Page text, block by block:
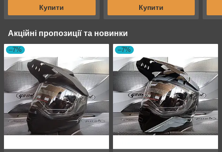
Купити Купити
Акційні пропозиції та новинки
–7% –7%